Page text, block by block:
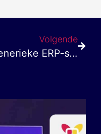
Volgende
Generieke ERP-software versus branchespecifiek: wat kies jij?